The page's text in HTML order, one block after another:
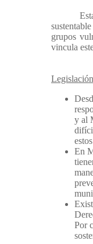
grupos
vincula
y al
En
Por